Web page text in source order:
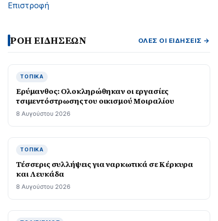
Επιστροφή
ΡΟΗ ΕΙΔΗΣΕΩΝ ΌΛΕΣ ΟΙ ΕΙΔΉΣΕΙΣ →
ΤΟΠΙΚΆ
Ερύμανθος: Ολοκληρώθηκαν οι εργασίες
τσιμεντόστρωσης του οικισμού Μοιραλίου
8 Αυγούστου 2026
ΤΟΠΙΚΆ
Τέσσερις συλλήψεις για ναρκωτικά σε Κέρκυρα
και Λευκάδα
8 Αυγούστου 2026